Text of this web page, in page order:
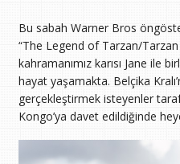
Bu sabah Warner Bros
“The Legend of Tarzan/
kahramanımız karısı Jane ile
hayat yaşamakta. Belçika
gerçekleştirmek isteyenler
Kongo’ya davet edildiğinde